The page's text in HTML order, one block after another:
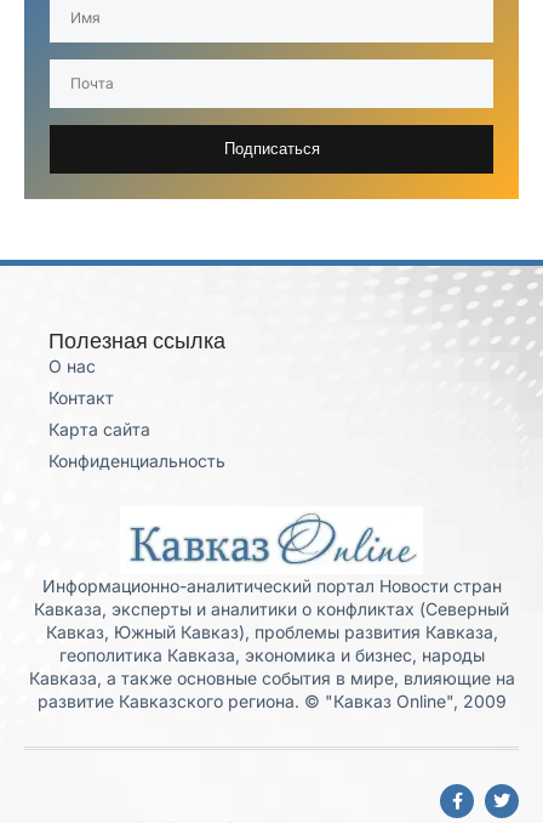
Подписаться
Полезная ссылка
О нас
Контакт
Карта сайта
Конфиденциальность
Информационно-аналитический портал Новости стран
Кавказа, эксперты и аналитики о конфликтах (Северный
Кавказ, Южный Кавказ), проблемы развития Кавказа,
геополитика Кавказа, экономика и бизнес, народы
Кавказа, а также основные события в мире, влияющие на
развитие Кавказского региона. © "Кавказ Online", 2009